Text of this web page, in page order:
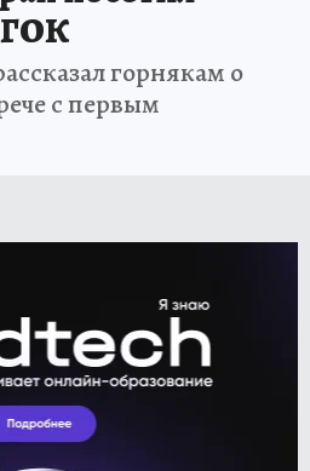
горнякам о
с первым